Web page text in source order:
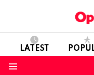
LATEST